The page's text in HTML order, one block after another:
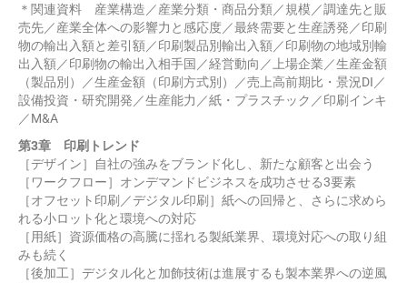
＊関連資料 産業構造／産業分類・商品分類／規模／調達先と販
売先／産業全体への影響力と感応度／最終需要と生産誘発／印刷
物の輸出入額と差引額／印刷製品別輸出入額／印刷物の地域別輸
出入額／印刷物の輸出入相手国／経営動向／上場企業／生産金額
（製品別）／生産金額（印刷方式別）／売上高前期比・景況DI／
設備投資・研究開発／生産能力／紙・プラスチック／印刷インキ
／M&A
第3章 印刷トレンド
［デザイン］自社の強みをブランド化し、新たな顧客と出会う
［ワークフロー］オンデマンドビジネスを成功させる3要素
［オフセット印刷／デジタル印刷］紙への回帰と、さらに求めら
れる小ロット化と環境への対応
［用紙］資源価格の高騰に揺れる製紙業界、環境対応への取り組
みも続く
［後加工］デジタル化と加飾技術は進展するも製本業界への逆風